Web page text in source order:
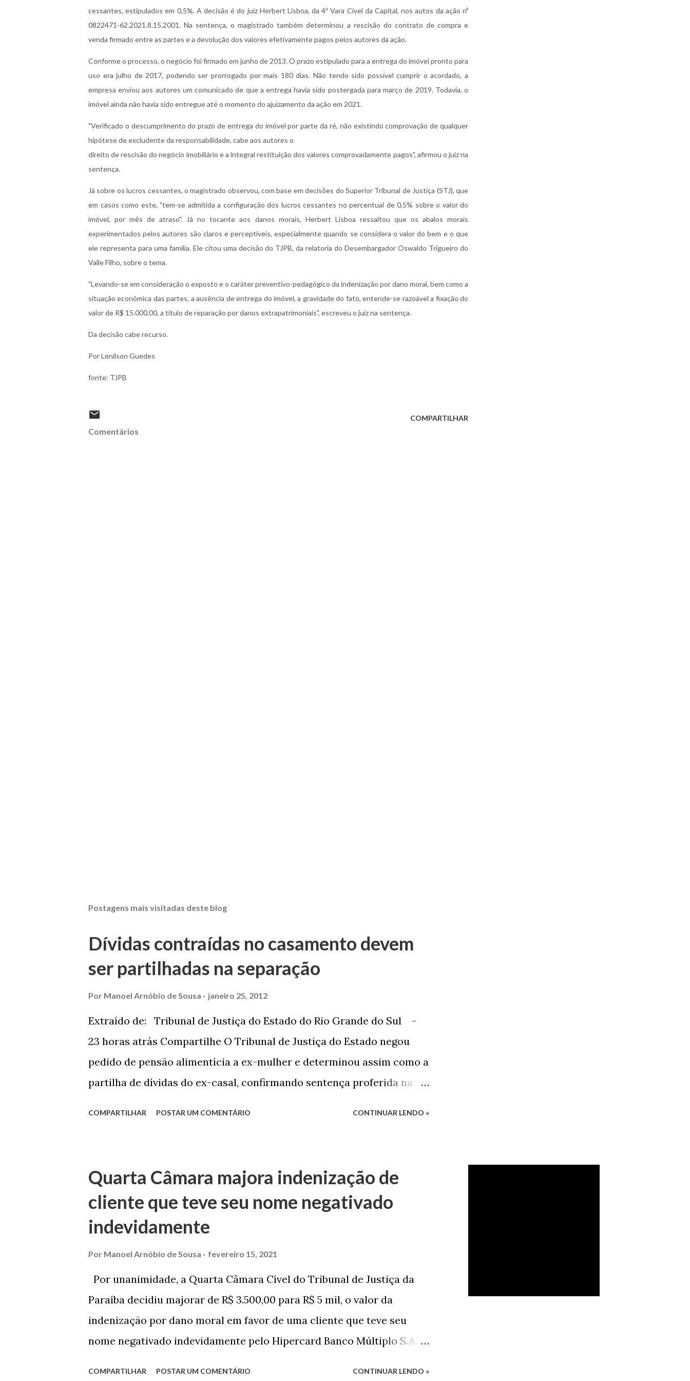
cessantes, estipulados em 0,5%. A decisão é do juiz Herbert Lisboa, da 4ª Vara Cível da Capital, nos autos da ação nº
0822471-62.2021.8.15.2001. Na sentença, o magistrado também determinou a rescisão do contrato de compra e
venda firmado entre as partes e a devolução dos valores efetivamente pagos pelos autores da ação.
Conforme o processo, o negócio foi firmado em junho de 2013. O prazo estipulado para a entrega do imóvel pronto para
uso era julho de 2017, podendo ser prorrogado por mais 180 dias. Não tendo sido possível cumprir o acordado, a
empresa enviou aos autores um comunicado de que a entrega havia sido postergada para março de 2019. Todavia, o
imóvel ainda não havia sido entregue até o momento do ajuizamento da ação em 2021.
"Verificado o descumprimento do prazo de entrega do imóvel por parte da ré, não existindo comprovação de qualquer
hipótese de excludente da responsabilidade, cabe aos autores o
direito de rescisão do negócio imobiliário e a integral restituição dos valores comprovadamente pagos", afirmou o juiz na
sentença.
Já sobre os lucros cessantes, o magistrado observou, com base em decisões do Superior Tribunal de Justiça (STJ), que
em casos como este, "tem-se admitida a configuração dos lucros cessantes no percentual de 0,5% sobre o valor do
imóvel, por mês de atraso". Já no tocante aos danos morais, Herbert Lisboa ressaltou que os abalos morais
experimentados pelos autores são claros e perceptíveis, especialmente quando se considera o valor do bem e o que
ele representa para uma família. Ele citou uma decisão do TJPB, da relatoria do Desembargador Oswaldo Trigueiro do
Valle Filho, sobre o tema.
"Levando-se em consideração o exposto e o caráter preventivo-pedagógico da indenização por dano moral, bem como a
situação econômica das partes, a ausência de entrega do imóvel, a gravidade do fato, entende-se razoável a fixação do
valor de R$ 15.000,00, a título de reparação por danos extrapatrimoniais", escreveu o juiz na sentença.
Da decisão cabe recurso.
Por Lenilson Guedes
fonte: TJPB
COMPARTILHAR
Comentários
Postagens mais visitadas deste blog
Dívidas contraídas no casamento devem
ser partilhadas na separação
Por Manoel Arnóbio de Sousa janeiro 25, 2012
Extraído de: Tribunal de Justiça do Estado do Rio Grande do Sul -
23 horas atrás Compartilhe O Tribunal de Justiça do Estado negou
pedido de pensão alimentícia a ex-mulher e determinou assim como a
partilha de dívidas do ex-casal, confirmando sentença proferida na
marido apresentou as dívidas a serem partilhadas, sendo elas um
débito no valor de cerca de R$ 4 mil, decorrente de um financiamento
para custear um piano dado de presente à filha do casal, bem como a
pela Juíza de Direito Margot Cristina Agostini, da 1ª Vara Judicial do
Foro de Marau. Na sentença, a magistrada concede...
COMPARTILHAR POSTAR UM COMENTÁRIO CONTINUAR LENDO »
Quarta Câmara majora indenização de
cliente que teve seu nome negativado
indevidamente
Por Manoel Arnóbio de Sousa fevereiro 15, 2021
Por unanimidade, a Quarta Câmara Cível do Tribunal de Justiça da
Paraíba decidiu majorar de R$ 3.500,00 para R$ 5 mil, o valor da
indenização por dano moral em favor de uma cliente que teve seu
nome negativado indevidamente pelo Hipercard Banco Múltiplo S.A. O
COMPARTILHAR POSTAR UM COMENTÁRIO CONTINUAR LENDO »